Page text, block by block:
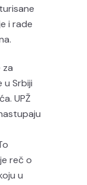
i rade
za
Srbiji
UPŽ
reč o
u